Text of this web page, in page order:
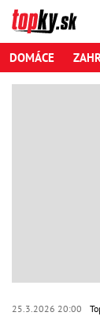
DOMÁCE
25.3.2026 20:00